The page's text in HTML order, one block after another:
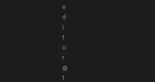
ที่
e
d
i
t
o
r
@